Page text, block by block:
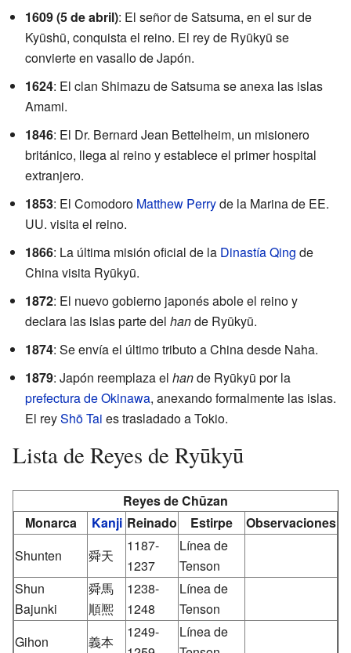
1609 (5 de abril): El señor de Satsuma, en el sur de
Kyūshū, conquista el reino. El rey de Ryūkyū se
convierte en vasallo de Japón.
1624: El clan Shimazu de Satsuma se anexa las islas
Amami.
1846: El Dr. Bernard Jean Bettelheim, un misionero
británico, llega al reino y establece el primer hospital
extranjero.
1853: El Comodoro Matthew Perryde la Marina de EE.
UU. visita el reino.
1866: La última misión oficial de la Dinastía Qing de
China visita Ryūkyū.
1872: El nuevo gobierno japonés abole el reino y
declara las islas parte del hande Ryūkyū.
1874: Se envía el último tributo a China desde Naha.
1879: Japón reemplaza el hande Ryūkyū por la
prefectura de Okinawa, anexando formalmente las islas.
El reyShō Tai es trasladado a Tokio.
Lista de Reyes de Ryūkyū
Reyes de Chūzan
Monarca
Kanji Reinado Estirpe
Observaciones
Shunten
舜天
1187-
1237
Línea de
Tenson
Shun
Bajunki
舜馬
順熈
1238-
1248
Línea de
Tenson
Gihon
義本
1249-
Línea de